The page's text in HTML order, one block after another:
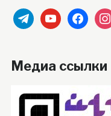
telegramyoutubefacebook
Медиа ссылки